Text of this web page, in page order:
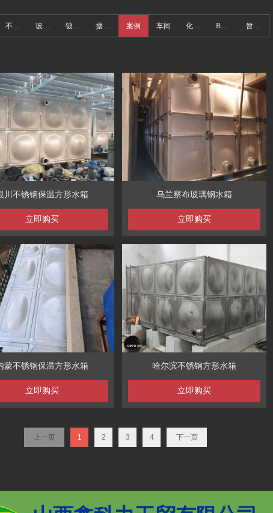
不锈钢烟囱 玻璃钢水箱 镀锌水箱 搪瓷水箱 案例 车间 化粪池 BDF箱泵一体地埋水箱 暂时不用的产品图片
川不锈钢保温方形水箱
立即购买
乌兰察布玻璃钢水箱
立即购买
蒙不锈钢保温方形水箱
立即购买
哈尔滨不锈钢方形水箱
立即购买
上一页 1 2 3 4 下一页